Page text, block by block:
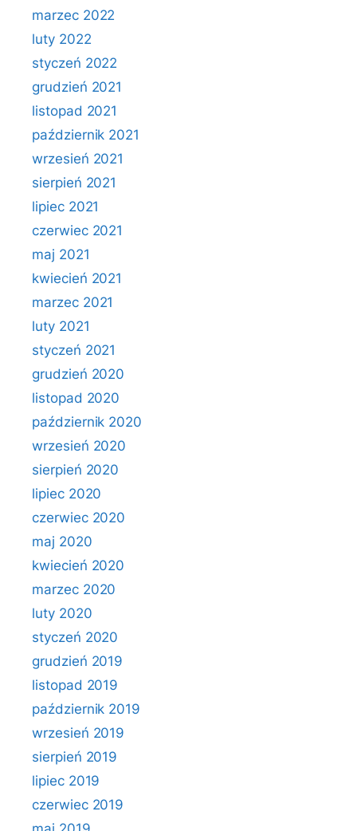
marzec 2022
luty 2022
styczeń 2022
grudzień 2021
listopad 2021
październik 2021
wrzesień 2021
sierpień 2021
lipiec 2021
czerwiec 2021
maj 2021
kwiecień 2021
marzec 2021
luty 2021
styczeń 2021
grudzień 2020
listopad 2020
październik 2020
wrzesień 2020
sierpień 2020
lipiec 2020
czerwiec 2020
maj 2020
kwiecień 2020
marzec 2020
luty 2020
styczeń 2020
grudzień 2019
listopad 2019
październik 2019
wrzesień 2019
sierpień 2019
lipiec 2019
czerwiec 2019